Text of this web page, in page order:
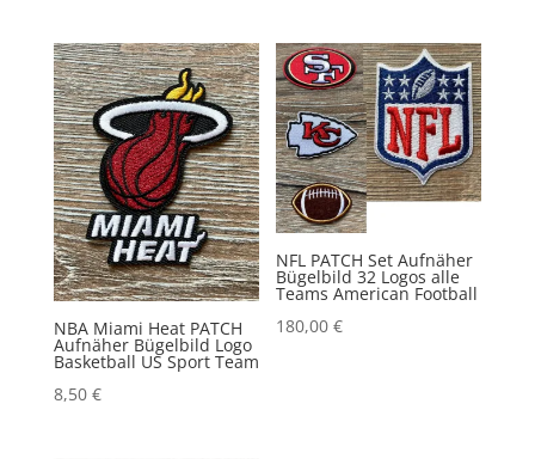
NBA Miami Heat PATCH
Aufnäher Bügelbild Logo
Basketball US Sport Team
8,50 €
NFL PATCH Set Aufnäher
Bügelbild 32 Logos alle
Teams American Football
180,00€